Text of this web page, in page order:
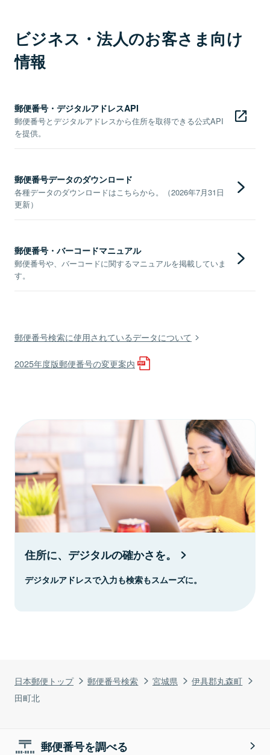
日本郵便トップ 郵便番号検索 宮城県
伊具郡丸森町
田町北
ビジネス・法人のお客さま向け
情報
郵便番号・デジタルアドレスAPI
郵便番号とデジタルアドレスから住所を取得できる公式API
を提供。
郵便番号データのダウンロード
各種データのダウンロードはこちらから。（2026年7月31日
更新）
郵便番号・バーコードマニュアル
郵便番号や、バーコードに関するマニュアルを掲載していま
す。
郵便番号検索に使用されているデータについて
2025年度版郵便番号の変更案内
住所に、デジタルの確かさを。
デジタルアドレスで入力も検索もスムーズに。
郵便番号を調べる